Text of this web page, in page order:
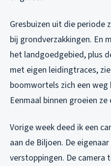
Gresbuizen uit die periode
bij grondverzakkingen. En
het landgoedgebied, plus
met eigen leidingtraces,
boomwortels zich een weg
Eenmaal binnen groeien ze
Vorige week deed ik een
aan de Biljoen. De
verstoppingen. De camera